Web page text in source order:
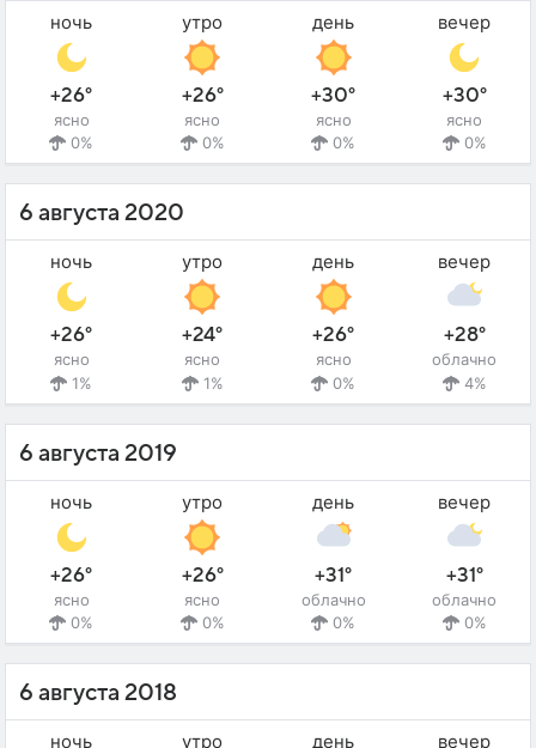
ночь
+26°
ясно
0%
утро
+26°
ясно
0%
день
+30°
ясно
0%
вечер
+30°
ясно
0%
6 августа 2020
ночь
+26°
ясно
1%
утро
+24°
ясно
1%
день
+26°
ясно
0%
вечер
+28°
облачно
4%
6 августа 2019
ночь
+26°
ясно
0%
утро
+26°
ясно
0%
день
+31°
облачно
0%
вечер
+31°
облачно
0%
6 августа 2018
ночь утро день вечер